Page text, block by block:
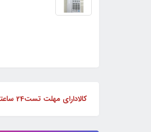
کالادارای مهلت تست24 ساعته می باشدوفاقدگارانتی